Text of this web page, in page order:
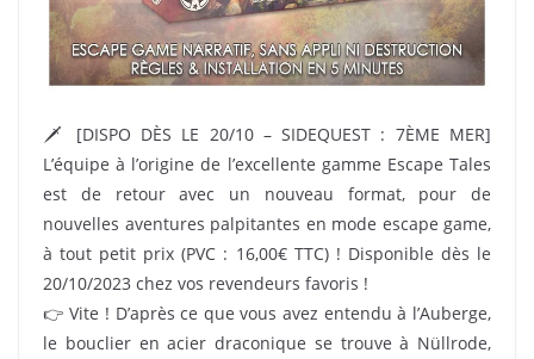
🗡 [DISPO DÈS LE 20/10 – SIDEQUEST : 7ÈME MER]
L’équipe à l’origine de l’excellente gamme Escape Tales
est de retour avec un nouveau format, pour de
nouvelles aventures palpitantes en mode escape game,
à tout petit prix (PVC : 16,00€ TTC) ! Disponible dès le
20/10/2023 chez vos revendeurs favoris !
👉 Vite ! D’après ce que vous avez entendu à l’Auberge,
le bouclier en acier draconique se trouve à Nüllrode,